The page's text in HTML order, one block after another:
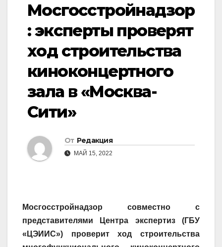
Мосгосстройнадзор
: эксперты проверят
ход строительства
киноконцертного
зала в «Москва-
Сити»
От Редакция
МАЙ 15, 2022
Мосгосстройнадзор совместно с
представителями Центра экспертиз (ГБУ
«ЦЭИИС») проверит ход строительства